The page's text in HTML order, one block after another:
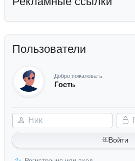
Пользователи
Добро пожаловать,
Гость
Ник
Войти